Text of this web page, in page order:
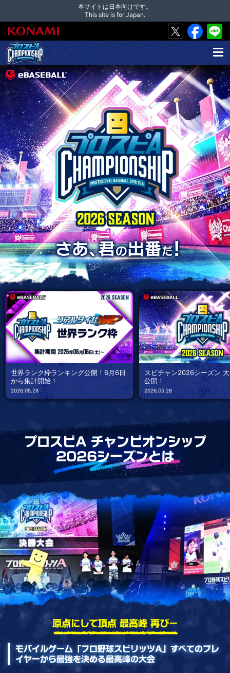
本サイトは日本向けです。
This site is for Japan.
MEN
U
世界ランク枠ランキング公開！6月6日
から集計開始！
2026.05.28
スピチャン2026シーズン
公開！
2026.05.28
プロスピA チャンピオンシップ
2026シーズンとは
原点にして頂点 最高峰 再び－
モバイルゲーム「プロ野球スピリッツA」すべてのプレ
イヤーから最強を決める最高峰の大会